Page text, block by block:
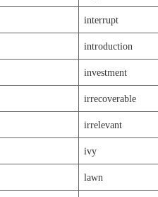
interrupt
introduction
investment
irrecoverable
irrelevant
ivy
lawn